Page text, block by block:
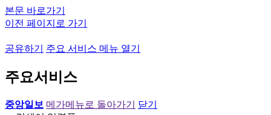
본문 바로가기
이전 페이지로 가기
공유하기 주요 서비스 메뉴 열기
주요서비스
중앙일보 메가메뉴로 돌아가기
닫기